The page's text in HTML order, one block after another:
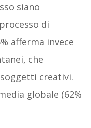
siano
di
afferma invece
che
creativi.
globale (62%